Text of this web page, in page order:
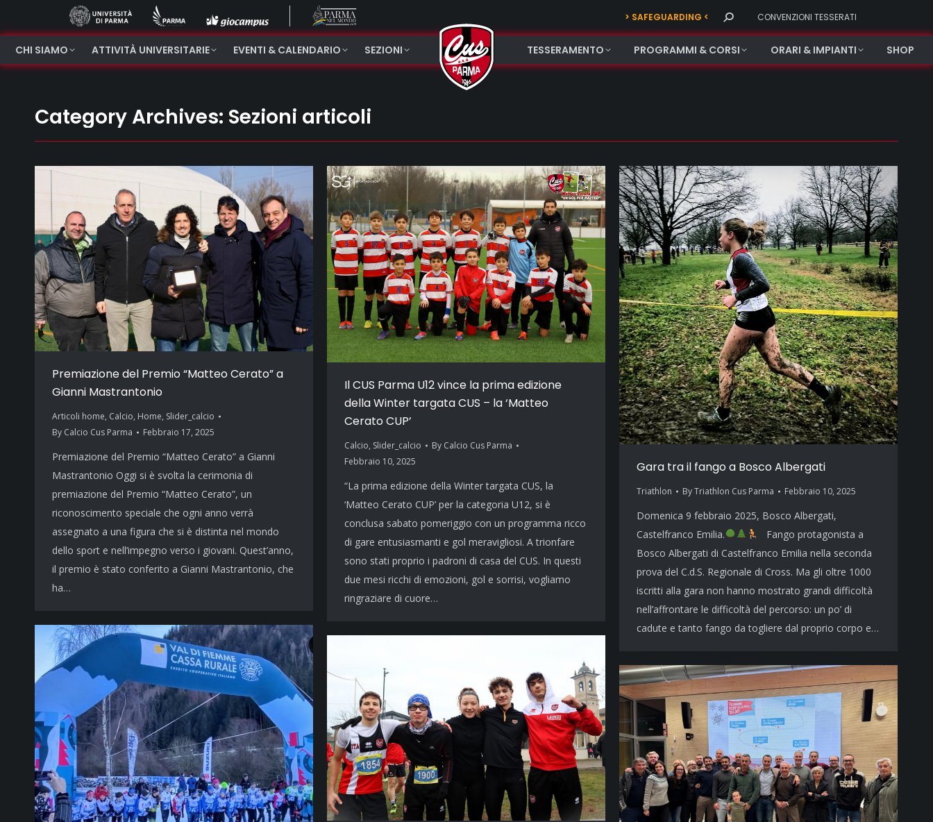
> SAFEGUARDING < Search: CONVENZIONI TESSERATI
CHI SIAMO ATTIVITÀ UNIVERSITARIE EVENTI & CALENDARIO SEZIONI TESSERAMENTO PROGRAMMI & CORSI ORARI & IMPIANTI SHOP
Category Archives: Sezioni articoli
Premiazione del Premio “Matteo Cerato” a
Gianni Mastrantonio
Articoli home, Calcio, Home, Slider_calcio
By Calcio Cus Parma Febbraio 17, 2025
Premiazione del Premio “Matteo Cerato” a Gianni
Mastrantonio Oggi si è svolta la cerimonia di
premiazione del Premio “Matteo Cerato”, un
riconoscimento speciale che ogni anno verrà
assegnato a una figura che si è distinta nel mondo
dello sport e nell’impegno verso i giovani. Quest’anno,
il premio è stato conferito a Gianni Mastrantonio, che
ha…
Il CUS Parma U12 vince la prima edizione
della Winter targata CUS – la ‘Matteo
Cerato CUP’
Calcio, Slider_calcio By Calcio Cus Parma
Febbraio 10, 2025
“La prima edizione della Winter targata CUS, la
‘Matteo Cerato CUP’ per la categoria U12, si è
conclusa sabato pomeriggio con un programma ricco
di gare entusiasmanti e gol meravigliosi. A trionfare
sono stati proprio i padroni di casa del CUS. In questi
due mesi ricchi di emozioni, gol e sorrisi, vogliamo
ringraziare di cuore…
Gara tra il fango a Bosco Albergati
Triathlon ByTriathlon Cus Parma Febbraio 10, 2025
Domenica 9 febbraio 2025, Bosco Albergati,
Castelfranco Emilia.
Fango protagonista a
Bosco Albergati di Castelfranco Emilia nella seconda
prova del C.d.S. Regionale di Cross. Ma gli oltre 1000
iscritti alla gara non hanno mostrato grandi difficoltà
nell’affrontare le difficoltà del percorso: un po’ di
cadute e tanto fango da togliere dal proprio corpo e…